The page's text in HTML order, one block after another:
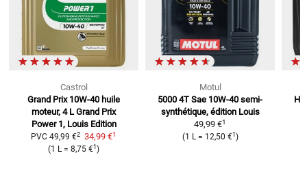
Castrol
Grand Prix 10W-40 huile
moteur, 4 L Grand Prix
Power 1, Louis Edition
PVC 49,99 €2 34,99 €1
(1 L=8,75 €1)
Motul
5000 4T Sae 10W-40 semi-
synthétique, édition Louis
49,99 €1
(1 L= 12,50 €1 )